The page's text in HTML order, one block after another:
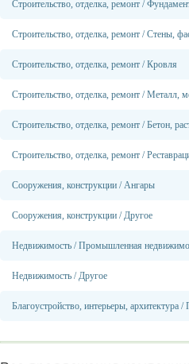
Строительство, отделка, ремонт /
Строительство, отделка, ремонт /Стены,
Строительство, отделка, ремонт /Кровля
Строительство, отделка, ремонт /Металл,
Строительство, отделка, ремонт /Бетон,
Строительство, отделка, ремонт /
Сооружения, конструкции /Ангары
Сооружения, конструкции /Другое
Недвижимость /Промышленная
Недвижимость /Другое
Благоустройство, интерьеры, архитектура /